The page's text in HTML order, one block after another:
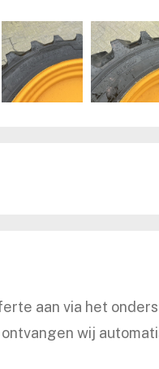
aan via het
wij